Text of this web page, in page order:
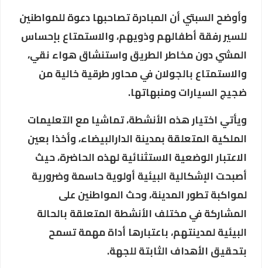
وأوضح السبتي أن المبادرة تصاحبها دعوة للمواطنين
للسير رفقة أطفالهم وذويهم، والاستمتاع بإحساس
المشي دون مخاطر الطريق واستنشاق هواء نقي،
والاستمتاع بالجولان في محاور طرقية خالية من
ضجيج السيارات ومنبهاتها.
ويأتي اختيار هذه الأنشطة، تماشيا مع التعليمات
الملكية المتعلقة بمدينة الدارالبيضاء، وأخذا بعين
الاعتبار الوضعية الاستثنائية لهذه الحاضرة، حيث
أصبحت الإشكالية البيئية أولوية حاسمة وضرورية
لمواكبة تطور المدينة، وحث المواطنين على
المشاركة في مختلف الأنشطة المتعلقة بالحالة
البيئية لمدينتهم، باعتبارها أداة مهمة تسمح
بتحقيق الأهداف الثابتة للجهة.